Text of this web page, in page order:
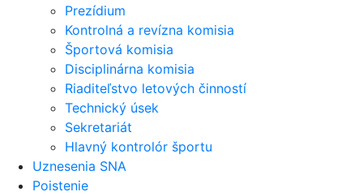
Prezídium
Kontrolná a revízna komisia
Športová komisia
Disciplinárna komisia
Riaditeľstvo letových činností
Technický úsek
Sekretariát
Hlavný kontrolór športu
Uznesenia SNA
Poistenie